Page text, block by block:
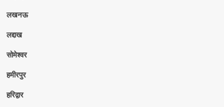
लखनऊ
लद्दाख
सोमेश्वर
हमीरपुर
हरिद्वार